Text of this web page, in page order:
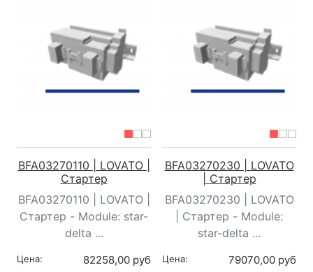
BFA03270110 | LOVATO |
Стартер
BFA03270110 | LOVATO |
Стартер - Module: star-
delta ...
Цена: 82258,00 руб
BFA03270230 | LOVATO
| Стартер
BFA03270230 | LOVATO
| Стартер - Module:
star-delta ...
Цена: 79070,00 руб